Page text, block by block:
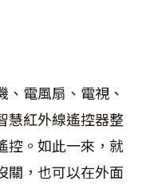
、電風扇、電視、
慧紅外線遙控器整
控。如此一來，就
關，也可以在外面